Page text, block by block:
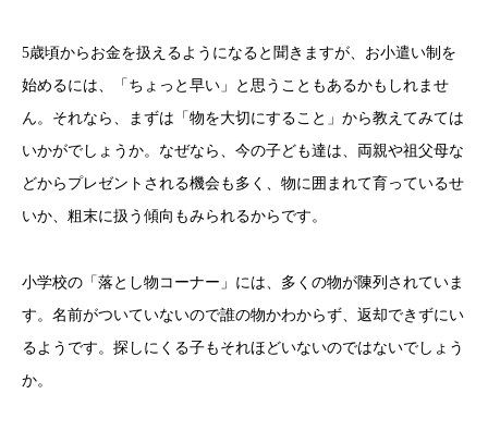
5歳頃からお金を扱えるようになると聞きますが、お小遣い制を
始めるには、「ちょっと早い」と思うこともあるかもしれませ
ん。それなら、まずは「物を大切にすること」から教えてみては
いかがでしょうか。なぜなら、今の子ども達は、両親や祖父母な
どからプレゼントされる機会も多く、物に囲まれて育っているせ
いか、粗末に扱う傾向もみられるからです。
小学校の「落とし物コーナー」には、多くの物が陳列されていま
す。名前がついていないので誰の物かわからず、返却できずにい
るようです。探しにくる子もそれほどいないのではないでしょう
か。